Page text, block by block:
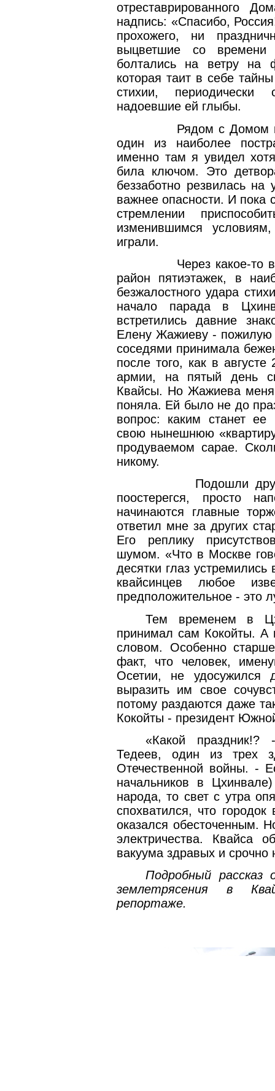
отреставрированного
надпись: «Спасибо,
прохожего, ни
выцветшие со времени
болтались на ветру на
которая таит в себе
стихии,
надоевшие ей глыбы.
Рядом с Домом
один из наиболее
именно там я увидел
била ключом. Это
беззаботно резвилась
важнее опасности. И пока
стремлении
изменившимся
играли.
Через какое-то
район пятиэтажек, в
безжалостного удара
начало парада в
встретились давние
Елену Жажиеву - пожилую
соседями принимала
после того, как в августе
армии, на пятый день
Квайсы. Но Жажиева
поняла. Ей было не до
вопрос: каким станет
свою нынешнюю
продуваемом сарае.
никому.
Подошли
поостерегся, просто
начинаются главные
ответил мне за других
Его реплику
шумом. «Что в Москве
десятки глаз
квайсинцев любое
предположительное - это
Тем временем в
принимал сам Кокойты. А
словом. Особенно
факт, что человек,
Осетии, не удосужился
выразить им свое
потому раздаются даже
Кокойты - президент
«Какой праздник!?
Тедеев, один из трех
Отечественной войны. -
начальников в
народа, то свет с утра
спохватился, что
оказался обесточенным.
электричества. Квайса
вакуума здравых и
Подробный
землетрясения в
репортаже.